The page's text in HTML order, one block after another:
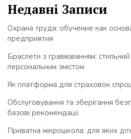
Недавні Записи
Охрана труда: обучение как
предприятия
Браслети з гравіюванням: стильний
персональним змістом
Як платформа для страховок
Обслуговування та зберігання
базові рекомендації
Приватна мікрошкола: для яких